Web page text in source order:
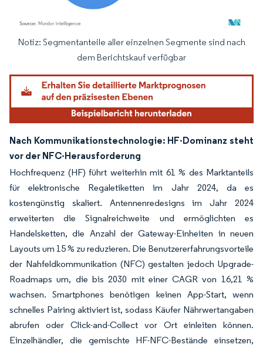
Bild © Mordor Intelligence. Wiederverwendung erfordert Namensnennung
Notiz: Segmentanteile aller einzelnen Segmente sind nach
dem Berichtskauf verfügbar
Nach Kommunikationstechnologie: HF-Dominanz steht
vor der NFC-Herausforderung
Hochfrequenz (HF) führt weiterhin mit 61 % des Marktanteils
für elektronische Regaletiketten im Jahr 2024, da es
kostengünstig skaliert. Antennenredesigns im Jahr 2024
erweiterten die Signalreichweite und ermöglichten es
Handelsketten, die Anzahl der Gateway-Einheiten in neuen
Layouts um 15 % zu reduzieren. Die Benutzererfahrungsvorteile
der Nahfeldkommunikation (NFC) gestalten jedoch Upgrade-
Roadmaps um, die bis 2030 mit einer CAGR von 16,21 %
wachsen. Smartphones benötigen keinen App-Start, wenn
schnelles Pairing aktiviert ist, sodass Käufer Nährwertangaben
abrufen oder Click-and-Collect vor Ort einleiten können.
Einzelhändler, die gemischte HF-NFC-Bestände einsetzen,